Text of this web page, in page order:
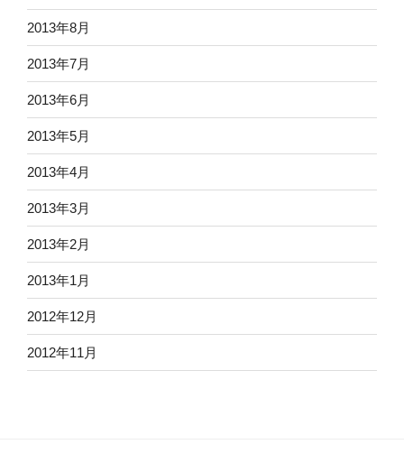
2013年8月
2013年7月
2013年6月
2013年5月
2013年4月
2013年3月
2013年2月
2013年1月
2012年12月
2012年11月